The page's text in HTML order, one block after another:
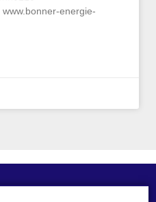
www.bonner-energie-